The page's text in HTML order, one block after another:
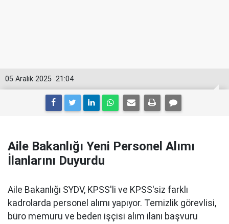
21:04
05 Aralık 2025
Aile Bakanlığı Yeni Personel Alımı
İlanlarını Duyurdu
Aile Bakanlığı SYDV, KPSS'li ve KPSS'siz farklı
kadrolarda personel alımı yapıyor. Temizlik görevlisi,
büro memuru ve beden işçisi alım ilanı başvuru